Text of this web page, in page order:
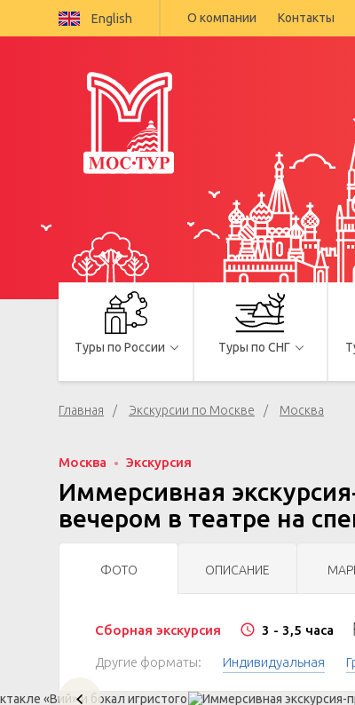
English О компании Контакты
Туры по России Туры по СНГ
Главная Экскурсии по Москве Москва
Москва Экскурсия
Иммерсивная
вечером в театре на
ФОТО ОПИСАНИЕ
Сборная экскурсия 3 - 3,5 часа
Другие форматы: Индивидуальная